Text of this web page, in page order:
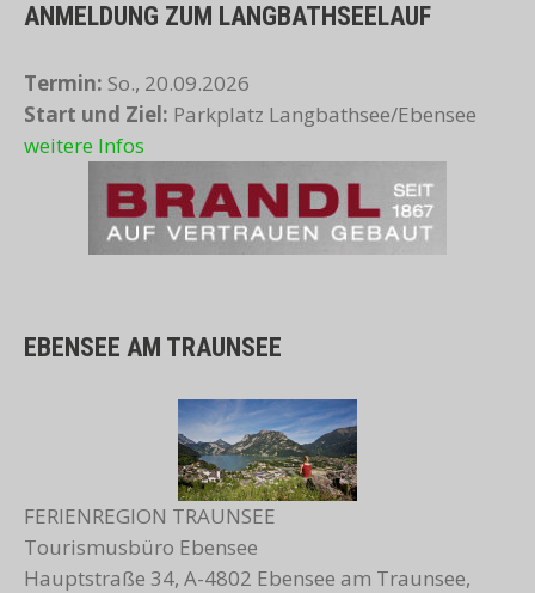
ANMELDUNG ZUM LANGBATHSEELAUF
Termin: So., 20.09.2026
Start und Ziel: Parkplatz Langbathsee/Ebensee
weitere Infos
EBENSEE AM TRAUNSEE
FERIENREGION TRAUNSEE
Tourismusbüro Ebensee
Hauptstraße 34, A-4802 Ebensee am Traunsee,